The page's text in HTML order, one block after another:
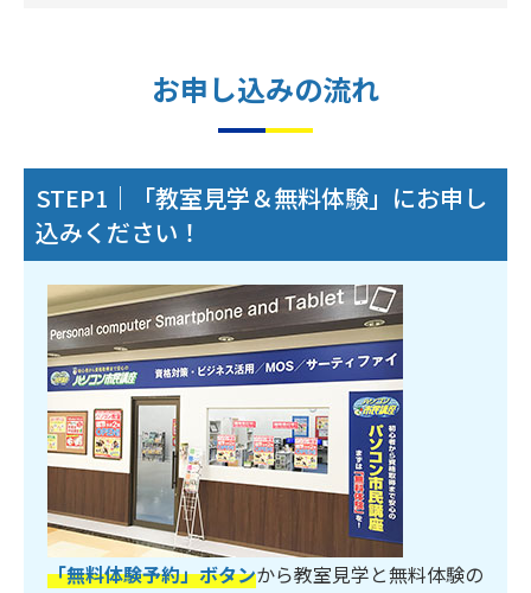
お申し込みの流れ
STEP1｜「教室見学＆無料体験」にお申し
込みください！
「無料体験予約」ボタンから教室見学と無料体験の